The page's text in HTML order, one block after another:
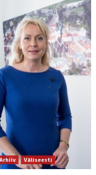
Arhiiv Väliseesti